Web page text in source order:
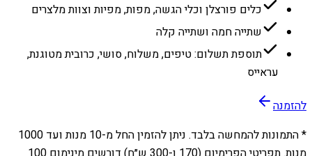
כלים פורצלן וכלי הגשה, מפות, מפיות וצוות מלצרים
שתייה חמה ושתייה קלה
תוספת תשלום: טיפים, משלוח, סושי, כרובית מטוגנת,
עראייס
להזמנה
* התמונות להמחשה בלבד. ניתן להזמין החל מ-10 מנות ועד 1000